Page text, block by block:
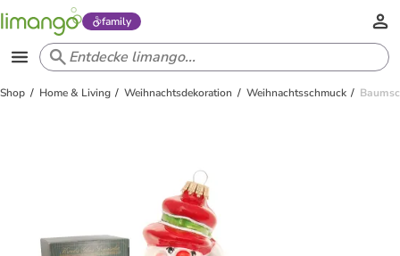
family
Shop Home & Living Weihnachtsdekoration Weihnachtsschmuck